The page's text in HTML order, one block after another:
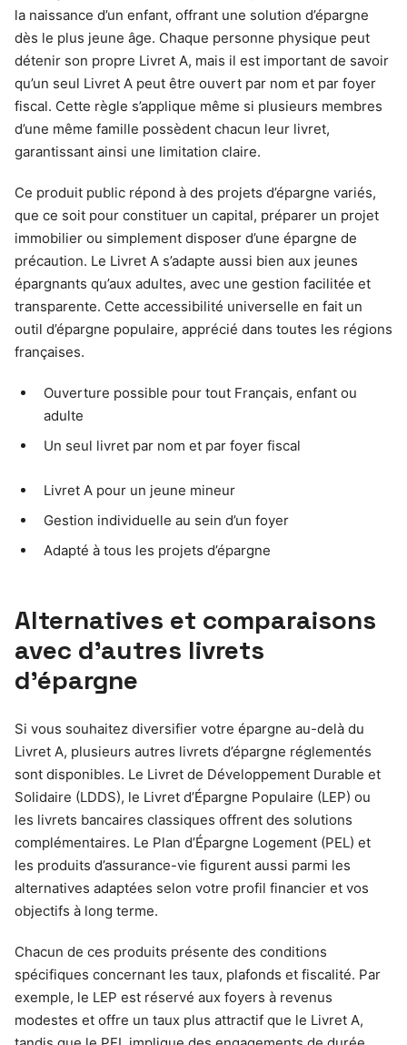
la naissance d’un enfant, offrant une solution d’épargne
dès le plus jeune âge. Chaque personne physique peut
détenir son propre Livret A, mais il est important de savoir
qu’un seul Livret A peut être ouvert par nom et par foyer
fiscal. Cette règle s’applique même si plusieurs membres
d’une même famille possèdent chacun leur livret,
garantissant ainsi une limitation claire.
Ce produit public répond à des projets d’épargne variés,
que ce soit pour constituer un capital, préparer un projet
immobilier ou simplement disposer d’une épargne de
précaution. Le Livret A s’adapte aussi bien aux jeunes
épargnants qu’aux adultes, avec une gestion facilitée et
transparente. Cette accessibilité universelle en fait un
outil d’épargne populaire, apprécié dans toutes les régions
françaises.
Ouverture possible pour tout Français, enfant ou
adulte
Un seul livret par nom et par foyer fiscal
Livret A pour un jeune mineur
Gestion individuelle au sein d’un foyer
Adapté à tous les projets d’épargne
Alternatives et comparaisons
avec d’autres livrets
d’épargne
Si vous souhaitez diversifier votre épargne au-delà du
Livret A, plusieurs autres livrets d’épargne réglementés
sont disponibles. Le Livret de Développement Durable et
Solidaire (LDDS), le Livret d’Épargne Populaire (LEP) ou
les livrets bancaires classiques offrent des solutions
complémentaires. Le Plan d’Épargne Logement (PEL) et
les produits d’assurance-vie figurent aussi parmi les
alternatives adaptées selon votre profil financier et vos
objectifs à long terme.
Chacun de ces produits présente des conditions
spécifiques concernant les taux, plafonds et fiscalité. Par
exemple, le LEP est réservé aux foyers à revenus
modestes et offre un taux plus attractif que le Livret A,